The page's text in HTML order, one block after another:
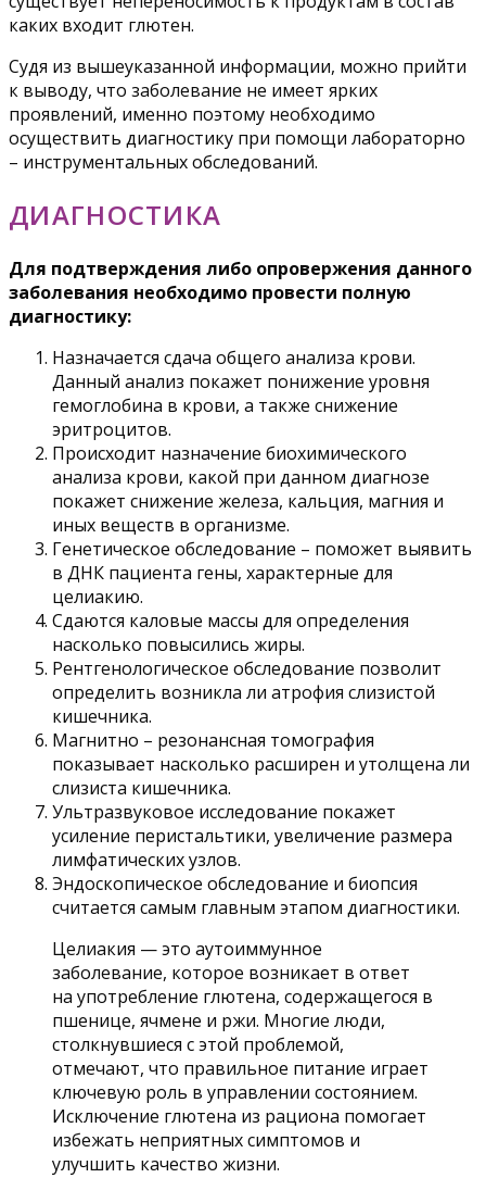
каких входит глютен.
Судя из вышеуказанной информации, можно прийти
к выводу, что заболевание не имеет ярких
проявлений, именно поэтому необходимо
осуществить диагностику при помощи лабораторно
– инструментальных обследований.
ДИАГНОСТИКА
Для подтверждения либо опровержения данного
заболевания необходимо провести полную
диагностику:
Назначается сдача общего анализа крови.
Данный анализ покажет понижение уровня
гемоглобина в крови, а также снижение
эритроцитов.
Происходит назначение биохимического
анализа крови, какой при данном диагнозе
покажет снижение железа, кальция, магния и
иных веществ в организме.
Генетическое обследование – поможет выявить
в ДНК пациента гены, характерные для
целиакию.
Сдаются каловые массы для определения
насколько повысились жиры.
Рентгенологическое обследование позволит
определить возникла ли атрофия слизистой
кишечника.
Магнитно – резонансная томография
показывает насколько расширен и утолщена ли
слизиста кишечника.
Ультразвуковое исследование покажет
усиление перистальтики, увеличение размера
лимфатических узлов.
Эндоскопическое обследование и биопсия
считается самым главным этапом диагностики.
Целиакия — это аутоиммунное
заболевание, которое возникает в ответ
на употребление глютена, содержащегося в
пшенице, ячмене и ржи. Многие люди,
столкнувшиеся с этой проблемой,
отмечают, что правильное питание играет
ключевую роль в управлении состоянием.
Исключение глютена из рациона помогает
избежать неприятных симптомов и
улучшить качество жизни.